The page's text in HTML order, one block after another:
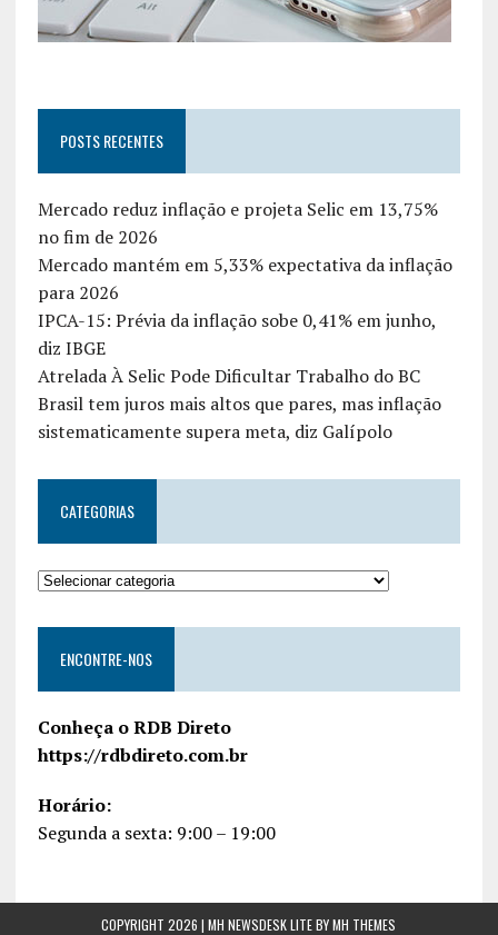
POSTS RECENTES
Mercado reduz inflação e projeta Selic em 13,75%
no fim de 2026
Mercado mantém em 5,33% expectativa da inflação
para 2026
IPCA-15: Prévia da inflação sobe 0,41% em junho,
diz IBGE
Atrelada À Selic Pode Dificultar Trabalho do BC
Brasil tem juros mais altos que pares, mas inflação
sistematicamente supera meta, diz Galípolo
CATEGORIAS
ENCONTRE-NOS
Conheça o RDB Direto
https://rdbdireto.com.br
Horário:
Segunda a sexta: 9:00 – 19:00
COPYRIGHT 2026 | MH NEWSDESK LITE BYMH THEMES